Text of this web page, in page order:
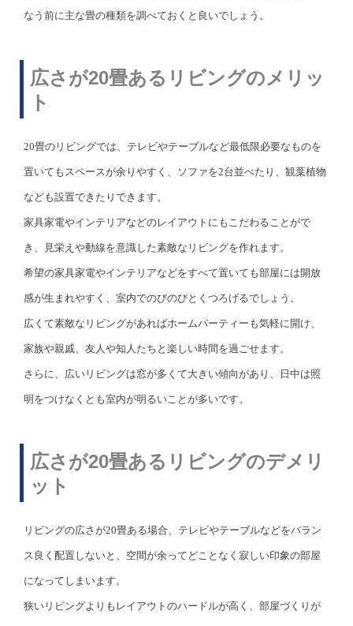
なう前に主な畳の種類を調べておくと良いでしょう。
広さが20畳あるリビングのメリッ
ト
20畳のリビングでは、テレビやテーブルなど最低限必要なものを
置いてもスペースが余りやすく、ソファを2台並べたり、観葉植物
なども設置できたりできます。
家具家電やインテリアなどのレイアウトにもこだわることがで
き、見栄えや動線を意識した素敵なリビングを作れます。
希望の家具家電やインテリアなどをすべて置いても部屋には開放
感が生まれやすく、室内でのびのびとくつろげるでしょう。
広くて素敵なリビングがあればホームパーティーも気軽に開け、
家族や親戚、友人や知人たちと楽しい時間を過ごせます。
さらに、広いリビングは窓が多くて大きい傾向があり、日中は照
明をつけなくとも室内が明るいことが多いです。
広さが20畳あるリビングのデメリ
ット
リビングの広さが20畳ある場合、テレビやテーブルなどをバラン
ス良く配置しないと、空間が余ってどことなく寂しい印象の部屋
になってしまいます。
狭いリビングよりもレイアウトのハードルが高く、部屋づくりが